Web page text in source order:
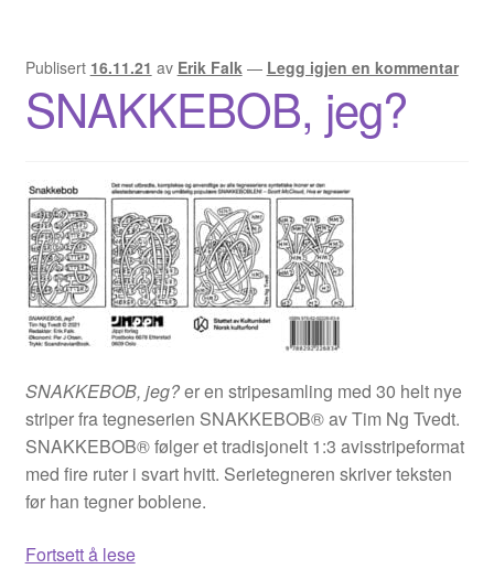
Publisert 16.11.21 av Erik Falk — Legg igjen en kommentar
SNAKKEBOB, jeg?
SNAKKEBOB, jeg?er en stripesamling med 30 helt nye
striper fra tegneserien SNAKKEBOB® av Tim Ng Tvedt.
SNAKKEBOB® følger et tradisjonelt 1:3 avisstripeformat
med fire ruter i svart hvitt. Serietegneren skriver teksten
før han tegner boblene.
Fortsett å leseSNAKKEBOB,